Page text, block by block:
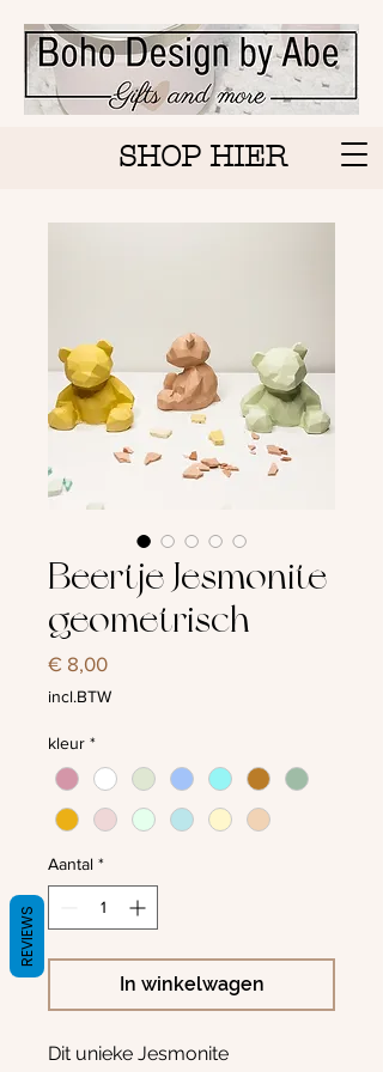
SHOP HIER
Beertje Jesmonite
geometrisch
€ 8,00Prijs
incl.BTW
kleur *
Aantal *
In winkelwagen
Dit unieke Jesmonite
REVIEWS